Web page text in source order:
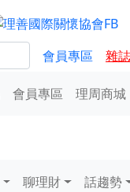
會員專區 雜
會員專區 理周商城
聊理財 話趨勢